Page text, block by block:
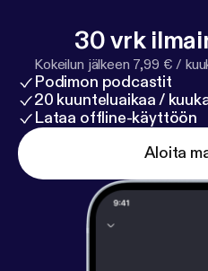
30 vrk
Kokeilun jälkeen 7,99 € /
Podimon podcastit
20 kuunteluaikaa /
Lataa offline-käyttöön
Aloita